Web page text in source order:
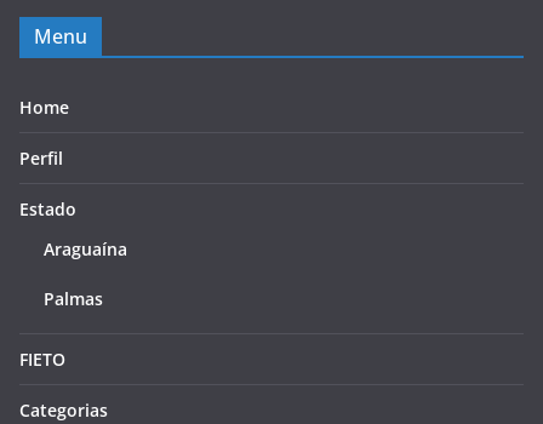
Menu
Home
Perfil
Estado
Araguaína
Palmas
FIETO
Categorias